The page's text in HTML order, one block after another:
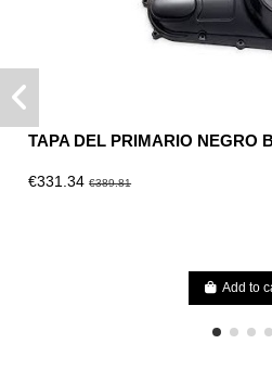
TAPA DEL PRIMARIO NEGRO
€331.34€389.81
Add to